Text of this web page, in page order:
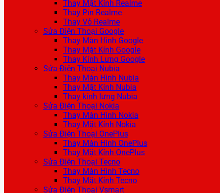
Thay Mặt Kính Realme
Thay Pin Realme
Thay Vỏ Realme
Sửa Điện Thoại Google
Thay Màn Hình Google
Thay Mặt Kính Google
Thay Kính Lưng Google
Sửa Điện Thoại Nubia
Thay Màn Hình Nubia
Thay Mặt Kính Nubia
Thay kính lưng Nubia
Sửa Điện Thoại Nokia
Thay Màn Hình Nokia
Thay Mặt Kính Nokia
Sửa Điện Thoại OnePlus
Thay Màn Hình OnePlus
Thay Mặt Kính OnePlus
Sửa Điện Thoại Tecno
Thay Màn Hình Tecno
Thay Mặt Kính Tecno
Sửa Điện Thoại Vsmart